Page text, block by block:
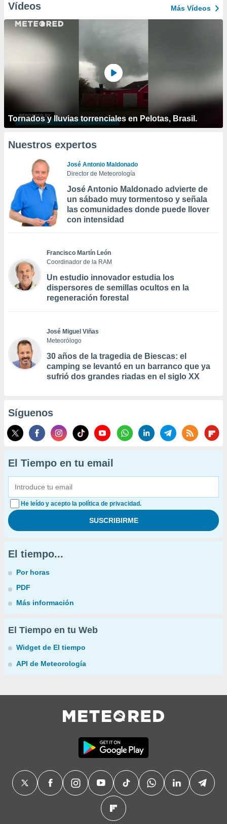
Vídeos Más Vídeos
Tornados y lluvias torrenciales en Pelotas, Brasil.
Nuestros expertos
José Antonio Maldonado
Director de Meteorología
José Antonio Maldonado advierte de
un sábado muy tormentoso y señala
las comunidades donde puede llover
con intensidad
Francisco Martín León
Coordinador de la RAM
Un estudio innovador estudia los
dispersores de semillas ocultos en la
regeneración forestal
José Miguel Viñas
Meteorólogo
30 años de la tragedia de Biescas: el
camping se levantó en un barranco que ya
sufrió dos grandes riadas en el siglo XX
Síguenos
El Tiempo en tu email
He leído y acepto la política de privacidad.
El tiempo...
Por horas
PDF
Más información
El Tiempo en tu Web
Widget de El tiempo
API de Meteorología